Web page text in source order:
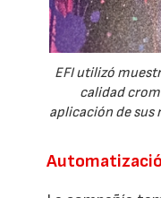
EFI utilizó
calidad
aplicación de sus